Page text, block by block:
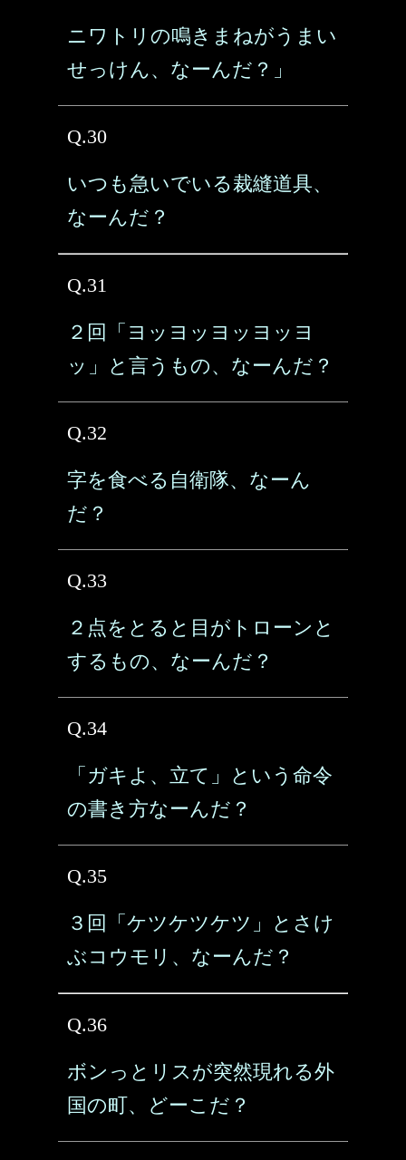
ニワトリの鳴きまねがうまい
せっけん、なーんだ？」
Q.30
いつも急いでいる裁縫道具、
なーんだ？
Q.31
２回「ヨッヨッヨッヨッヨ
ッ」と言うもの、なーんだ？
Q.32
字を食べる自衛隊、なーん
だ？
Q.33
２点をとると目がトローンと
するもの、なーんだ？
Q.34
「ガキよ、立て」という命令
の書き方なーんだ？
Q.35
３回「ケツケツケツ」とさけ
ぶコウモリ、なーんだ？
Q.36
ボンっとリスが突然現れる外
国の町、どーこだ？